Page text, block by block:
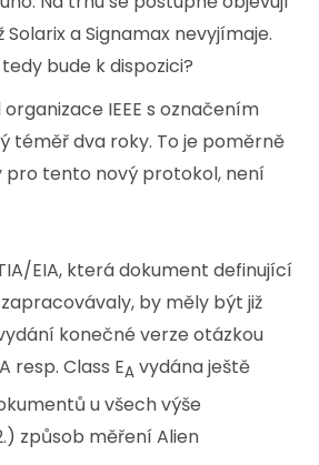
a Signamax nevyjímaje.
bude k dispozici?
IEEE s označením
téměř dva roky. To je poměrně
pro tento nový protokol, není
EIA, která dokument definující
by měly být již
konečné verze otázkou
resp. Class EA vydána ještě
u všech výše
způsob měření Alien